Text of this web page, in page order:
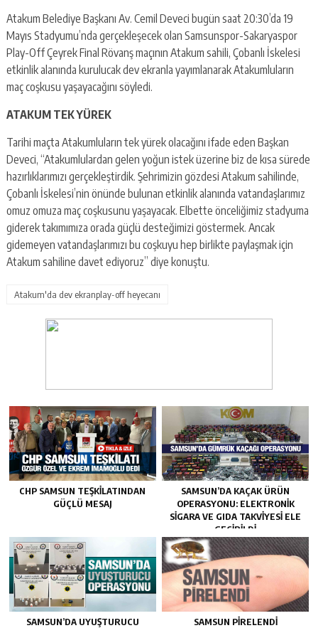
Atakum Belediye Başkanı Av. Cemil Deveci bugün saat 20:30’da 19
Mayıs Stadyumu’nda gerçekleşecek olan Samsunspor-Sakaryaspor
Play-Off Çeyrek Final Rövanş maçının Atakum sahili, Çobanlı İskelesi
etkinlik alanında kurulucak dev ekranla yayımlanarak Atakumluların
maç coşkusu yaşayacağını söyledi.
ATAKUM TEK YÜREK
Tarihi maçta Atakumluların tek yürek olacağını ifade eden Başkan
Deveci, “Atakumlulardan gelen yoğun istek üzerine biz de kısa sürede
hazırlıklarımızı gerçekleştirdik. Şehrimizin gözdesi Atakum sahilinde,
Çobanlı İskelesi’nin önünde bulunan etkinlik alanında vatandaşlarımız
omuz omuza maç coşkusunu yaşayacak. Elbette önceliğimiz stadyuma
giderek takımımıza orada güçlü desteğimizi göstermek. Ancak
gidemeyen vatandaşlarımızı bu coşkuyu hep birlikte paylaşmak için
Atakum sahiline davet ediyoruz” diye konuştu.
Atakum'da dev ekranplay-off heyecanı
CHP SAMSUN TEŞKILATINDAN
GÜÇLÜ MESAJ
SAMSUN’DA KAÇAK ÜRÜN
OPERASYONU: ELEKTRONIK
SIGARA VE GIDA TAKVIYESI ELE
GEÇIRILDI
SAMSUN’DA UYUŞTURUCU
SAMSUN PIRELENDI